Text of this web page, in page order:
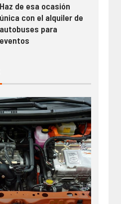
Haz de esa ocasión
única con el alquiler de
autobuses para
eventos